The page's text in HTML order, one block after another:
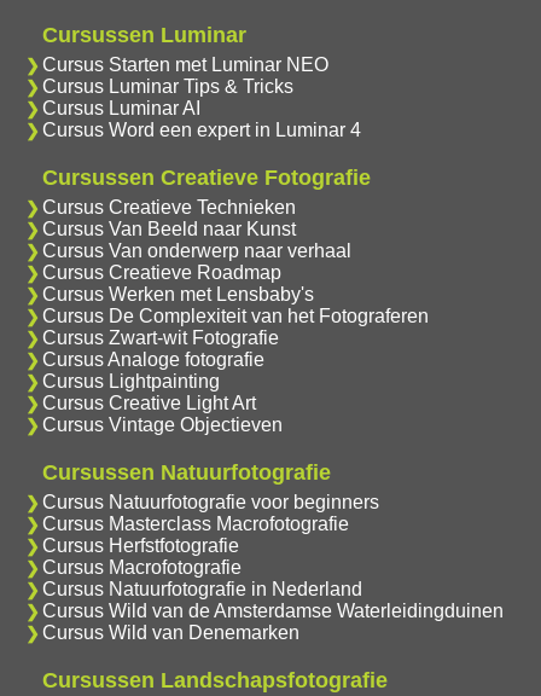
Cursussen Luminar
Cursus Starten met Luminar NEO
Cursus Luminar Tips & Tricks
Cursus Luminar AI
Cursus Word een expert in Luminar 4
Cursussen Creatieve Fotografie
Cursus Creatieve Technieken
Cursus Van Beeld naar Kunst
Cursus Van onderwerp naar verhaal
Cursus Creatieve Roadmap
Cursus Werken met Lensbaby's
Cursus De Complexiteit van het Fotograferen
Cursus Zwart-wit Fotografie
Cursus Analoge fotografie
Cursus Lightpainting
Cursus Creative Light Art
Cursus Vintage Objectieven
Cursussen Natuurfotografie
Cursus Natuurfotografie voor beginners
Cursus Masterclass Macrofotografie
Cursus Herfstfotografie
Cursus Macrofotografie
Cursus Natuurfotografie in Nederland
Cursus Wild van de Amsterdamse Waterleidingduinen
Cursus Wild van Denemarken
Cursussen Landschapsfotografie